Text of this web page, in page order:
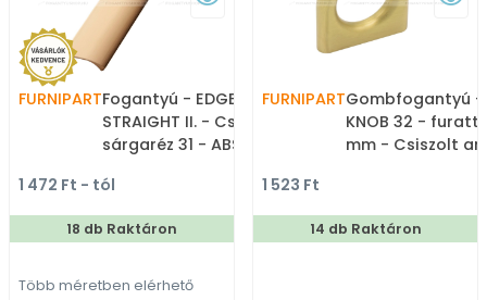
FURNIPARTFogantyú - EDGE
STRAIGHT II. - Csiszolt
sárgaréz 31 - ABS
élére ültethető színes
fém fogantyú
1 472 Ft - tól
18 db Raktáron
Több méretben elérhető
FURNIPARTGombfogantyú -
KNOB 32 -
mm - Csiszolt
gombfogantyú,
bútorgomb
1 523 Ft
14 db Raktáron